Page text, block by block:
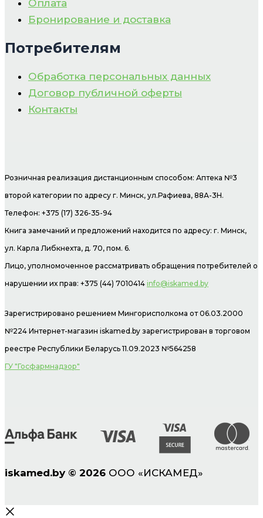
Оплата
Бронирование и доставка
Потребителям
Обработка персональных данных
Договор публичной оферты
Контакты
Розничная реализация дистанционным способом: Аптека №3
второй категории по адресу г. Минск, ул.Рафиева, 88А-3Н.
Телефон: +375 (17) 326-35-94
Книга замечаний и предложений находится по адресу: г. Минск,
ул. Карла Либкнехта, д. 70, пом. 6.
Лицо, уполномоченное рассматривать обращения потребителей о
нарушении их прав: +375 (44) 7010414 info@iskamed.by
Зарегистрировано решением Мингорисполкома от 06.03.2000
№224 Интернет-магазин iskamed.by зарегистрирован в торговом
реестре Республики Беларусь 11.09.2023 №564258
ГУ "Госфармнадзор"
iskamed.by © 2026 ООО «ИСКАМЕД»